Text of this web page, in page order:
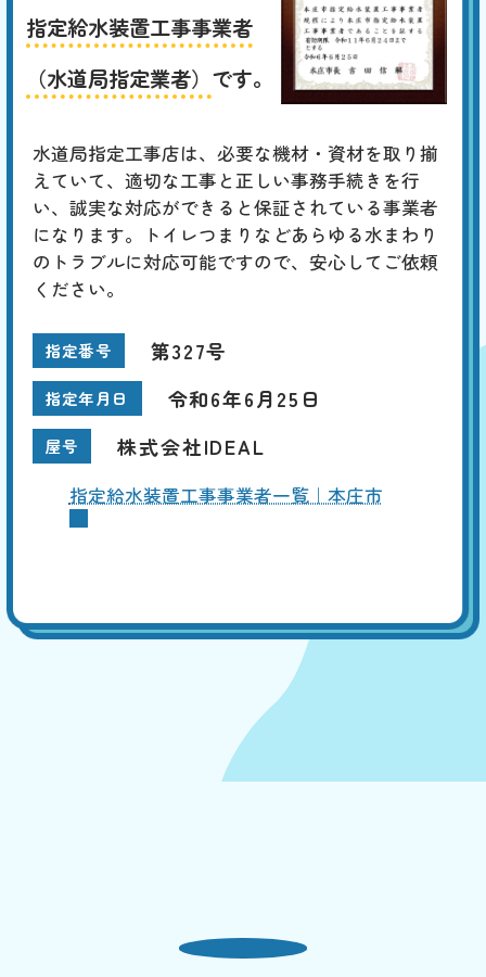
指定給水装置工事事業者
（水道局指定業者） です。
水道局指定工事店は、必要な機材・資材を取り揃
えていて、適切な工事と正しい事務手続きを行
い、誠実な対応ができると保証されている事業者
になります。トイレつまりなどあらゆる水まわり
のトラブルに対応可能ですので、安心してご依頼
ください。
指定番号 第327号
指定年月日 令和6年6月25日
屋号 株式会社IDEAL
指定給水装置工事事業者一覧｜本庄市